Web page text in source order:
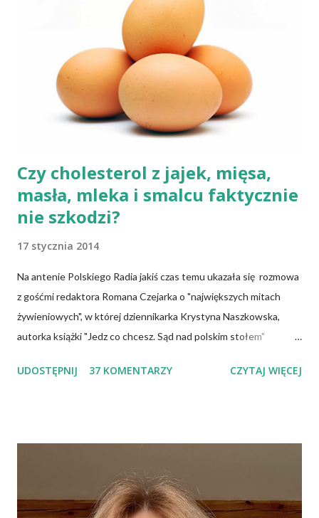
zakwasie. Przaśne podpłomyki nie obciążają żołądka kwasem i
fermentacją. Dziś, wzorem naszych prapradziadów możemy także
spożywać przaśny, niekwaszony chleb. Najprostszy przepis na
podpłomyki to: wziąć mąkę, wodę i trochę soli. Z tych składników
zagnieść ciasto, dodając mąkę w takiej ilości, aby ciasto nie kleiło
się do palców. Z kolei r...
Czy cholesterol z jajek, mięsa,
masła, mleka i smalcu faktycznie
nie szkodzi?
17 stycznia 2014
Na antenie Polskiego Radia jakiś czas temu ukazała się rozmowa
z gośćmi redaktora Romana Czejarka o "największych mitach
żywieniowych", w której dziennikarka Krystyna Naszkowska,
autorka książki "Jedz co chcesz. Sąd nad polskim stołem"
na temat żywności, często nie przedostaje się do opinii
Wiele podobnych w treści informacji znajduje się także w
Internecie. Można spotkać nawet specjalistów, którzy mają
UDOSTĘPNIJ 37 KOMENTARZY CZYTAJ WIĘCEJ